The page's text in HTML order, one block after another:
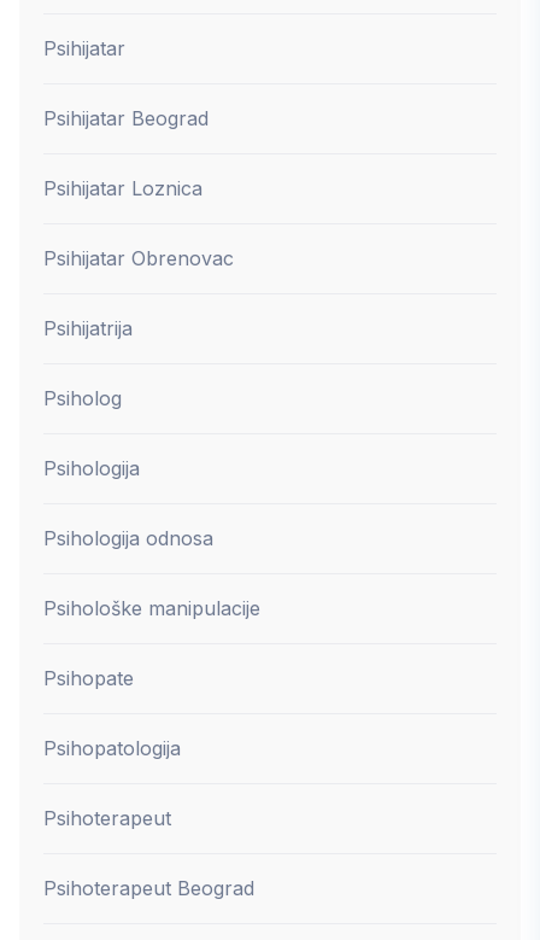
Psihijatar
Psihijatar Beograd
Psihijatar Loznica
Psihijatar Obrenovac
Psihijatrija
Psiholog
Psihologija
Psihologija odnosa
Psihološke manipulacije
Psihopate
Psihopatologija
Psihoterapeut
Psihoterapeut Beograd